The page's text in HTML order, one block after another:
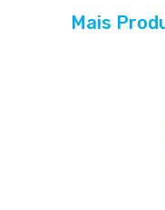
Mais